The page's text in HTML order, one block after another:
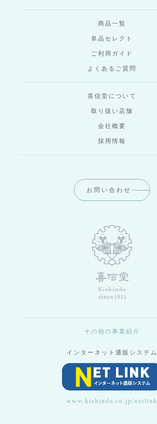
商品一覧
単品セレクト
ご利用ガイド
よくあるご質問
喜信堂について
取り扱い店舗
会社概要
採用情報
お問い合わせ
その他の事業紹介
インターネット通販システム
www.kishindo.co.jp/netlink